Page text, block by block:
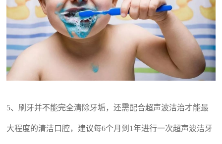
5、刷牙并不能完全清除牙垢，还需配合超声波洁治才能最
大程度的清洁口腔，建议每6个月到1年进行一次超声波洁牙